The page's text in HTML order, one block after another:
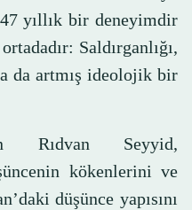
yıllık bir deneyimdir
Saldırganlığı,
da artmış ideolojik bir
Rıdvan Seyyid,
kökenlerini ve
düşünce yapısını